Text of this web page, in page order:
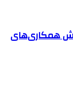
همکاری‌های